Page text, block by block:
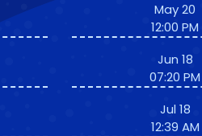
May 20
12:00 PM
Jun 18
07:20 PM
Jul 18
12:39 AM